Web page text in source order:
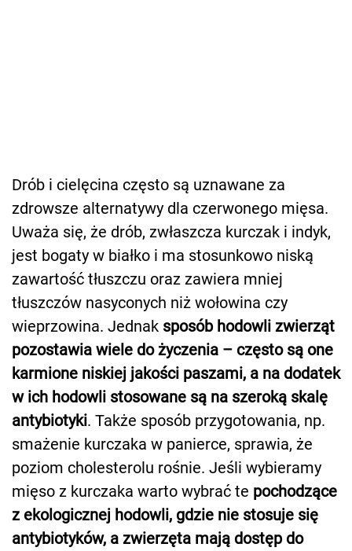
Drób i cielęcina często są uznawane za
zdrowsze alternatywy dla czerwonego mięsa.
Uważa się, że drób, zwłaszcza kurczak i indyk,
jest bogaty w białko i ma stosunkowo niską
zawartość tłuszczu oraz zawiera mniej
tłuszczów nasyconych niż wołowina czy
wieprzowina. Jednak sposób hodowli zwierząt
pozostawia wiele do życzenia – często są one
karmione niskiej jakości paszami, a na dodatek
w ich hodowli stosowane są na szeroką skalę
antybiotyki. Także sposób przygotowania, np.
smażenie kurczaka w panierce, sprawia, że
poziom cholesterolu rośnie. Jeśli wybieramy
mięso z kurczaka warto wybrać te pochodzące
z ekologicznej hodowli, gdzie nie stosuje się
antybiotyków, a zwierzęta mają dostęp do